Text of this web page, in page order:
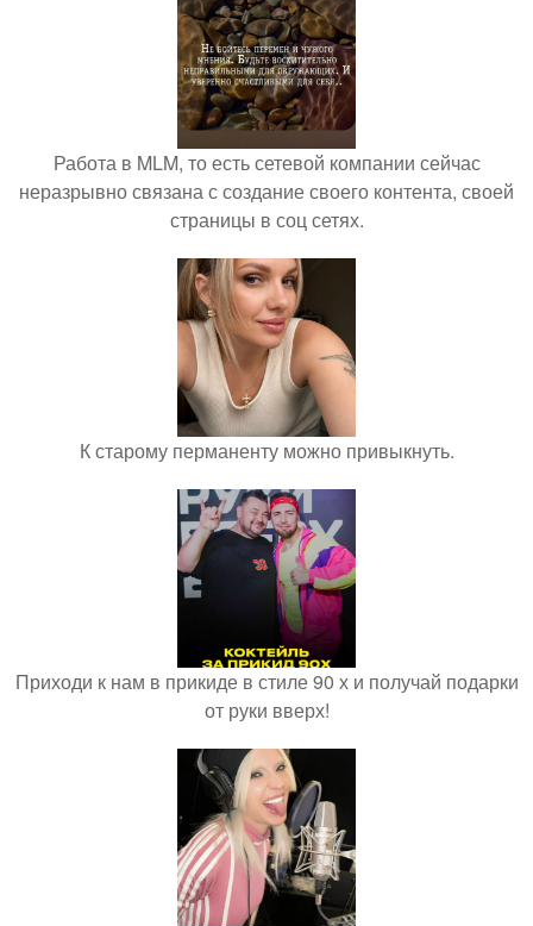
Работа в MLM, то есть сетевой компании сейчас
неразрывно связана с создание своего контента, своей
страницы в соц сетях.
К старому перманенту можно привыкнуть.
Приходи к нам в прикиде в стиле 90 х и получай подарки
от руки вверх!